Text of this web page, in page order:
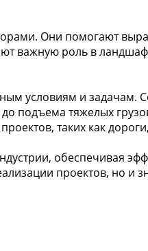
Они помогают
важную роль в
условиям и
подъема тяжелых
таких как
обеспечивая
проектов, но и